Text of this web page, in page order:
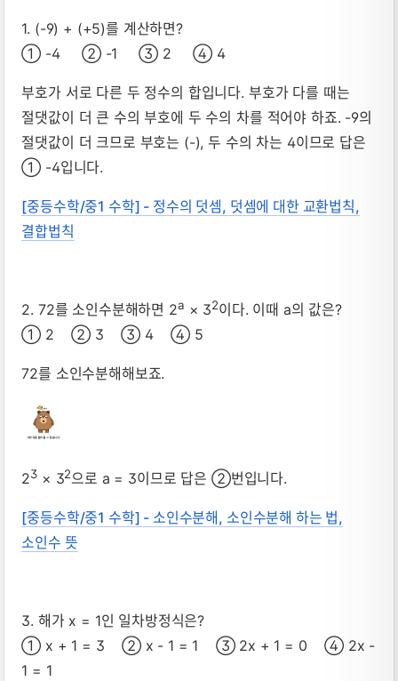
1. (-9) + (+5)를 계산하면?
① -4 ② -1 ③ 2 ④ 4
부호가 서로 다른 두 정수의 합입니다. 부호가 다를 때는
절댓값이 더 큰 수의 부호에 두 수의 차를 적어야 하죠. -9의
절댓값이 더 크므로 부호는 (-), 두 수의 차는 4이므로 답은
① -4입니다.
[중등수학/중1 수학] - 정수의 덧셈, 덧셈에 대한 교환법칙,
결합법칙
2. 72를 소인수분해하면 2a × 32이다. 이때 a의 값은?
① 2 ② 3 ③ 4 ④ 5
72를 소인수분해해보죠.
23 × 32으로 a = 3이므로 답은 ②번입니다.
[중등수학/중1 수학] - 소인수분해, 소인수분해 하는 법,
소인수 뜻
3. 해가 x = 1인 일차방정식은?
① x + 1 = 3 ② x - 1 = 1 ③ 2x + 1 = 0 ④ 2x -
1 = 1